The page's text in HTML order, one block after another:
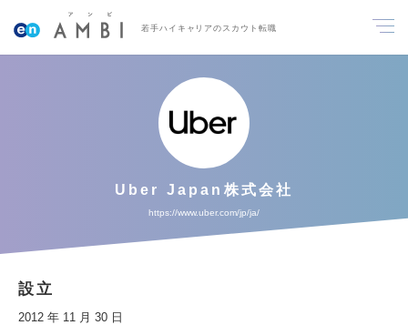
若手ハイキャリアのスカウト転職
Uber Japan株式会社
https://www.uber.com/jp/ja/
設立
2012 年 11 月 30 日